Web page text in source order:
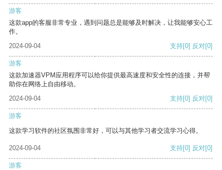
游客
这款app的客服非常专业，遇到问题总是能够及时解决，让我能够安心工
作。
2024-09-04
支持[0] 反对[0]
游客
这款加速器VPM应用程序可以给你提供最高速度和安全性的连接，并帮
助你在网络上自由移动。
2024-09-04
支持[0] 反对[0]
游客
这款学习软件的社区氛围非常好，可以与其他学习者交流学习心得。
2024-09-04 支持[0] 反对[0]
游客